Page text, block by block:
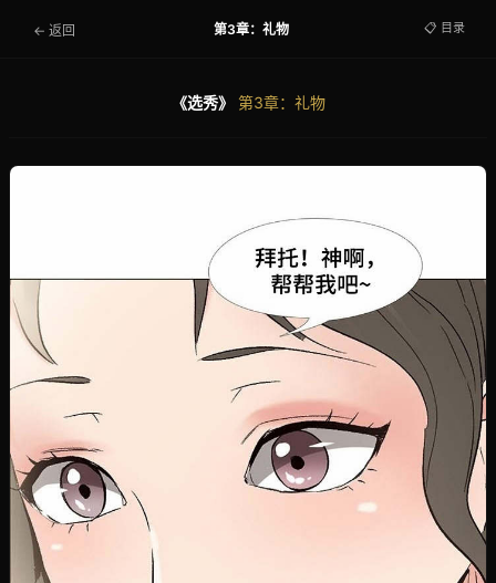
← 返回 第3章：礼物 📋 目录
《选秀》 第3章：礼物